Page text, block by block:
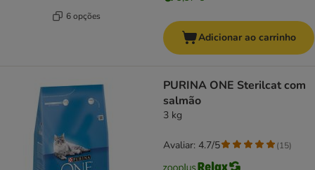
6 opções
Adicionar ao carrinho
PURINA ONE Sterilcat com
salmão
3 kg
Avaliar: 4.7/5 (15)